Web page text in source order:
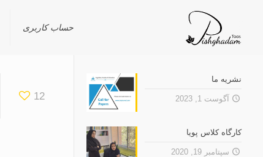
حساب کاربری
12
نشریه ما
آگوست 1, 2023
کارگاه کلاس پویا
سپتامبر 19, 2020